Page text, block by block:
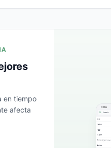
en tiempo
afecta